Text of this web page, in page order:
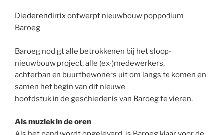
Diederendirrixontwerpt nieuwbouw poppodium
Baroeg
Baroeg nodigt alle betrokkenen bij het sloop-
nieuwbouw project, alle (ex-)medewerkers,
achterban en buurtbewoners uit om langs te komen en
samen het begin van dit nieuwe
hoofdstuk in de geschiedenis van Baroeg te vieren.
Als muziek in de oren